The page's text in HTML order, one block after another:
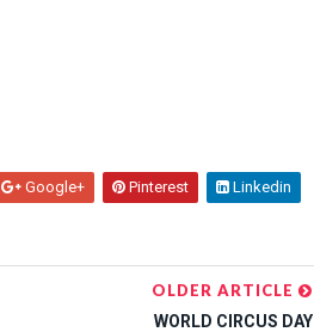
Google+ Pinterest Linkedin
OLDER ARTICLE
WORLD CIRCUS DAY